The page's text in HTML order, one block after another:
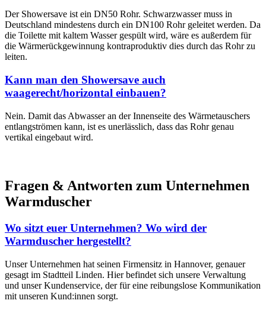
Der Showersave ist ein DN50 Rohr. Schwarzwasser muss in
Deutschland mindestens durch ein DN100 Rohr geleitet werden. Da
die Toilette mit kaltem Wasser gespült wird, wäre es außerdem für
die Wärmerückgewinnung kontraproduktiv dies durch das Rohr zu
leiten.
Kann man den Showersave auch
waagerecht/horizontal einbauen?
Nein. Damit das Abwasser an der Innenseite des Wärmetauschers
entlangströmen kann, ist es unerlässlich, dass das Rohr genau
vertikal eingebaut wird.
Fragen & Antworten zum Unternehmen
Warmduscher
Wo sitzt euer Unternehmen? Wo wird der
Warmduscher hergestellt?
Unser Unternehmen hat seinen Firmensitz in Hannover, genauer
gesagt im Stadtteil Linden. Hier befindet sich unsere Verwaltung
und unser Kundenservice, der für eine reibungslose Kommunikation
mit unseren Kund:innen sorgt.